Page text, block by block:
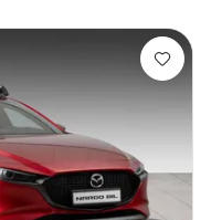
Lagre